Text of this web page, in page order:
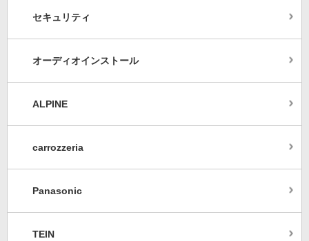
セキュリティ
オーディオインストール
ALPINE
carrozzeria
Panasonic
TEIN